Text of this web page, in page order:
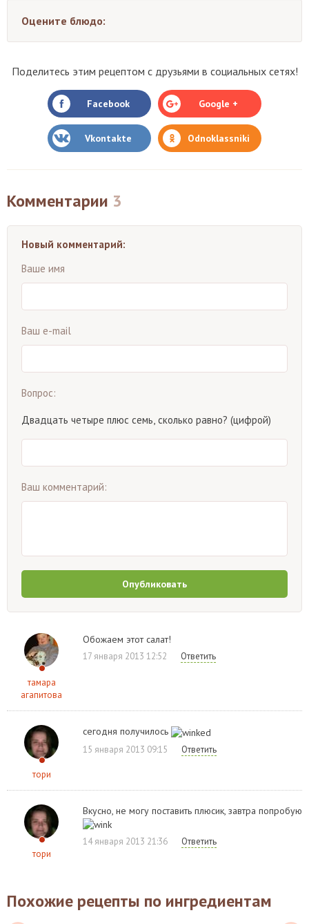
Оцените блюдо:
Поделитесь этим рецептом с друзьями в социальных сетях!
Facebook Google +
Vkontakte Odnoklassniki
Комментарии 3
Новый комментарий:
Ваше имя
Ваш e-mail
Вопрос:
Двадцать четыре плюс семь, сколько равно? (цифрой)
Ваш комментарий:
Опубликовать
тамара
агапитова
Обожаем этот салат!
17 января 2013 12:52 Ответить
тори
сегодня получилось
15 января 2013 09:15 Ответить
тори
Вкусно, не могу поставить плюсик, завтра попробую
14 января 2013 21:36 Ответить
Похожие рецепты по ингредиентам